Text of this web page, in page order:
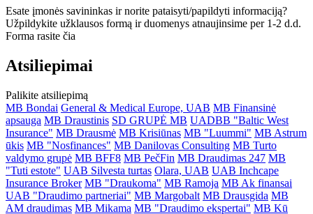
Esate įmonės savininkas ir norite pataisyti/papildyti informaciją?
Užpildykite užklausos formą ir duomenys atnaujinsime per 1-2 d.d.
Forma rasite čia
Atsiliepimai
Palikite atsiliepimą
MB Bondai General & Medical Europe, UAB MB Finansinė
apsauga MB Draustinis SD GRUPĖ MB UADBB "Baltic West
Insurance" MB Drausmė MB Krisiūnas MB "Luummi" MB Astrum
ūkis MB "Nosfinances" MB Danilovas Consulting MB Turto
valdymo grupė MB BFF8 MB PečFin MB Draudimas 247 MB
"Tuti estote" UAB Silvesta turtas Olara, UAB UAB Inchcape
Insurance Broker MB "Draukoma" MB Ramoja MB Ak finansai
UAB "Draudimo partneriai" MB Margobalt MB Drausgida MB
AM draudimas MB Mikama MB "Draudimo ekspertai" MB Kū